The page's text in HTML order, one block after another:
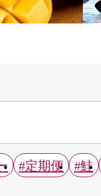
#定期便 #鮭